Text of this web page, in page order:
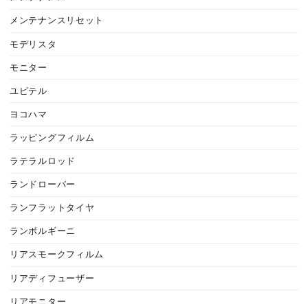
メンテナンスリセット
モデリスタ
モニター
ユピテル
ヨコハマ
ラッピングフィルム
ラテラルロッド
ランドローバー
ランフラットタイヤ
ランボルギーニ
リアスモークフィルム
リアディフューザー
リアモニター